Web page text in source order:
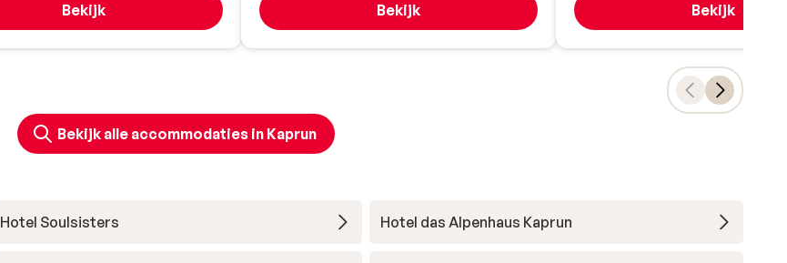
Bekijk Bekijk Bekijk
Bekijk alle accommodaties in Kaprun
Hotel Soulsisters Hotel das Alpenhaus Kaprun